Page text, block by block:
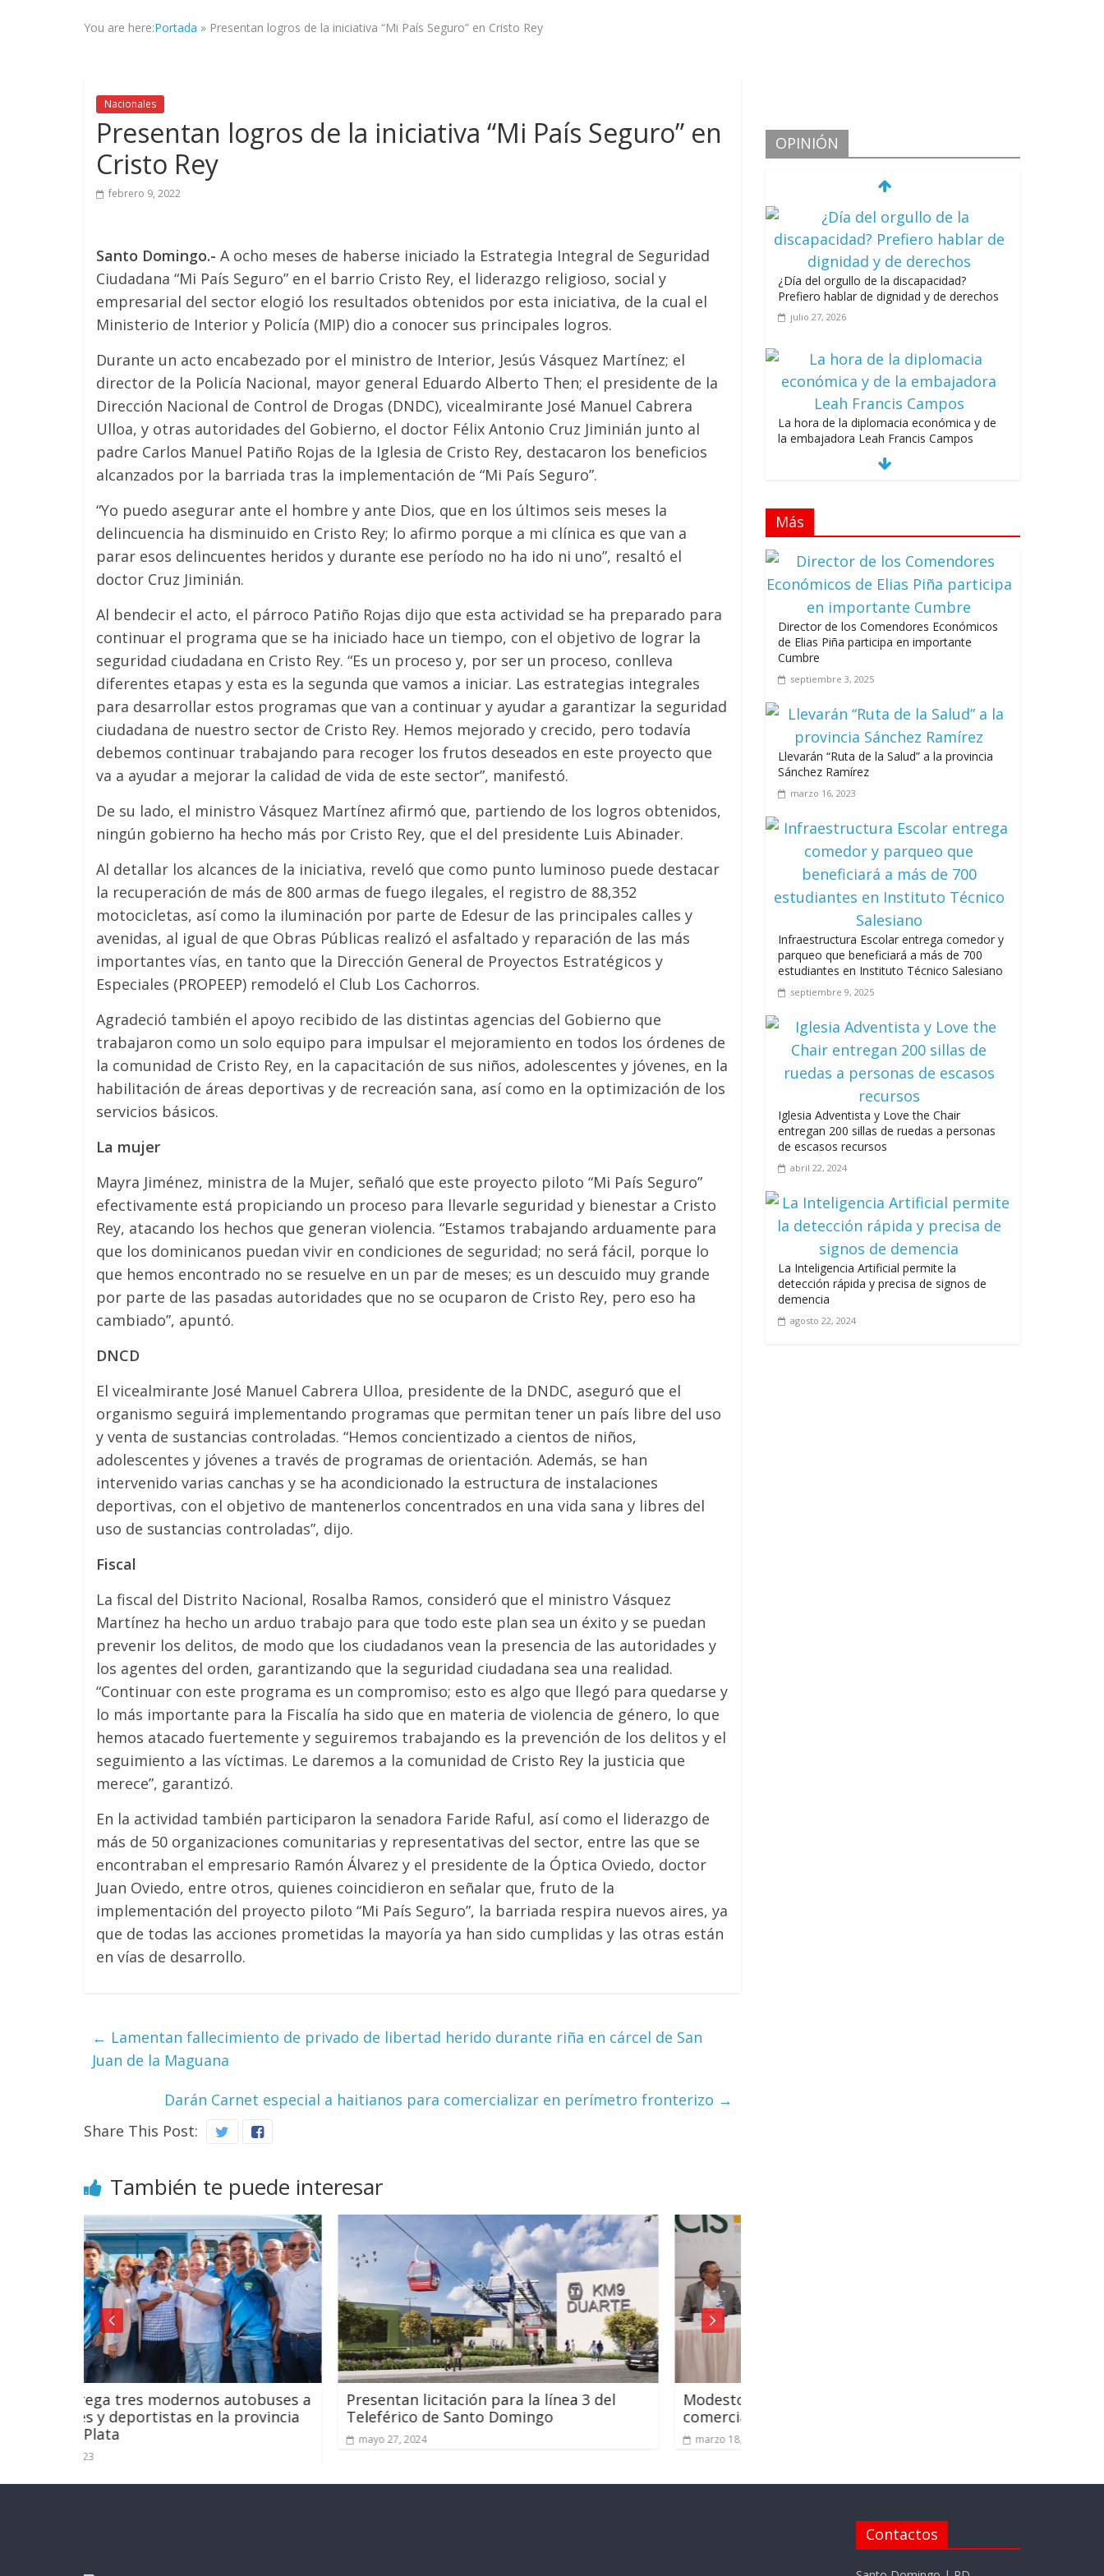
veracidad
con
propósito
mantener
tod@s
nuestr@s
lectores.
You are here:Portada » Presentan logros de la iniciativa “Mi País Seguro” en Cristo Rey
Nacionales
Presentan logros de la iniciativa “Mi País Seguro” en
Cristo Rey
febrero 9, 2022
Santo Domingo.- A ocho meses de haberse iniciado la Estrategia Integral de Seguridad
Ciudadana “Mi País Seguro” en el barrio Cristo Rey, el liderazgo religioso, social y
empresarial del sector elogió los resultados obtenidos por esta iniciativa, de la cual el
Ministerio de Interior y Policía (MIP) dio a conocer sus principales logros.
Durante un acto encabezado por el ministro de Interior, Jesús Vásquez Martínez; el
director de la Policía Nacional, mayor general Eduardo Alberto Then; el presidente de la
Dirección Nacional de Control de Drogas (DNDC), vicealmirante José Manuel Cabrera
Ulloa, y otras autoridades del Gobierno, el doctor Félix Antonio Cruz Jiminián junto al
padre Carlos Manuel Patiño Rojas de la Iglesia de Cristo Rey, destacaron los beneficios
alcanzados por la barriada tras la implementación de “Mi País Seguro”.
“Yo puedo asegurar ante el hombre y ante Dios, que en los últimos seis meses la
delincuencia ha disminuido en Cristo Rey; lo afirmo porque a mi clínica es que van a
parar esos delincuentes heridos y durante ese período no ha ido ni uno”, resaltó el
doctor Cruz Jiminián.
Al bendecir el acto, el párroco Patiño Rojas dijo que esta actividad se ha preparado para
continuar el programa que se ha iniciado hace un tiempo, con el objetivo de lograr la
seguridad ciudadana en Cristo Rey. “Es un proceso y, por ser un proceso, conlleva
diferentes etapas y esta es la segunda que vamos a iniciar. Las estrategias integrales
para desarrollar estos programas que van a continuar y ayudar a garantizar la seguridad
ciudadana de nuestro sector de Cristo Rey. Hemos mejorado y crecido, pero todavía
debemos continuar trabajando para recoger los frutos deseados en este proyecto que
va a ayudar a mejorar la calidad de vida de este sector”, manifestó.
De su lado, el ministro Vásquez Martínez afirmó que, partiendo de los logros obtenidos,
ningún gobierno ha hecho más por Cristo Rey, que el del presidente Luis Abinader.
Al detallar los alcances de la iniciativa, reveló que como punto luminoso puede destacar
la recuperación de más de 800 armas de fuego ilegales, el registro de 88,352
motocicletas, así como la iluminación por parte de Edesur de las principales calles y
avenidas, al igual de que Obras Públicas realizó el asfaltado y reparación de las más
importantes vías, en tanto que la Dirección General de Proyectos Estratégicos y
Especiales (PROPEEP) remodeló el Club Los Cachorros.
Agradeció también el apoyo recibido de las distintas agencias del Gobierno que
trabajaron como un solo equipo para impulsar el mejoramiento en todos los órdenes de
la comunidad de Cristo Rey, en la capacitación de sus niños, adolescentes y jóvenes, en la
habilitación de áreas deportivas y de recreación sana, así como en la optimización de los
servicios básicos.
La mujer
Mayra Jiménez, ministra de la Mujer, señaló que este proyecto piloto “Mi País Seguro”
efectivamente está propiciando un proceso para llevarle seguridad y bienestar a Cristo
Rey, atacando los hechos que generan violencia. “Estamos trabajando arduamente para
que los dominicanos puedan vivir en condiciones de seguridad; no será fácil, porque lo
que hemos encontrado no se resuelve en un par de meses; es un descuido muy grande
por parte de las pasadas autoridades que no se ocuparon de Cristo Rey, pero eso ha
cambiado”, apuntó.
DNCD
El vicealmirante José Manuel Cabrera Ulloa, presidente de la DNDC, aseguró que el
organismo seguirá implementando programas que permitan tener un país libre del uso
y venta de sustancias controladas. “Hemos concientizado a cientos de niños,
adolescentes y jóvenes a través de programas de orientación. Además, se han
intervenido varias canchas y se ha acondicionado la estructura de instalaciones
deportivas, con el objetivo de mantenerlos concentrados en una vida sana y libres del
uso de sustancias controladas”, dijo.
Fiscal
La fiscal del Distrito Nacional, Rosalba Ramos, consideró que el ministro Vásquez
Martínez ha hecho un arduo trabajo para que todo este plan sea un éxito y se puedan
prevenir los delitos, de modo que los ciudadanos vean la presencia de las autoridades y
los agentes del orden, garantizando que la seguridad ciudadana sea una realidad.
“Continuar con este programa es un compromiso; esto es algo que llegó para quedarse y
lo más importante para la Fiscalía ha sido que en materia de violencia de género, lo que
hemos atacado fuertemente y seguiremos trabajando es la prevención de los delitos y el
seguimiento a las víctimas. Le daremos a la comunidad de Cristo Rey la justicia que
merece”, garantizó.
En la actividad también participaron la senadora Faride Raful, así como el liderazgo de
más de 50 organizaciones comunitarias y representativas del sector, entre las que se
encontraban el empresario Ramón Álvarez y el presidente de la Óptica Oviedo, doctor
Juan Oviedo, entre otros, quienes coincidieron en señalar que, fruto de la
implementación del proyecto piloto “Mi País Seguro”, la barriada respira nuevos aires, ya
que de todas las acciones prometidas la mayoría ya han sido cumplidas y las otras están
en vías de desarrollo.
← Lamentan fallecimiento de privado de libertad herido durante riña en cárcel de San
Juan de la Maguana
Darán Carnet especial a haitianos para comercializar en perímetro fronterizo →
Share This Post:
También te puede interesar
autobuses a
la provincia
Presentan licitación para la línea 3 del
Teleférico de Santo Domingo
Modesto Guzmán se reúne con
comerciantes e industriales de Santiago
OPINIÓN
¿Día del orgullo de la discapacidad?
Prefiero hablar de dignidad y de derechos
julio 27, 2026
La hora de la diplomacia económica y de
la embajadora Leah Francis Campos
patidarios
julio 12, 2026
Llevar los Juegos XXV Juegos
y parques del país
junio 15, 2026
A 67 años de la gesta de Constanza,
Maimón y Estero Hondo
junio 14, 2026
Leonel Fernández y la última oportunidad
de los políticos de carrera
agosto 3, 2026
Más
Director de los Comendores Económicos
de Elias Piña participa en importante
Cumbre
septiembre 3, 2025
Llevarán “Ruta de la Salud” a la provincia
Sánchez Ramírez
marzo 16, 2023
Infraestructura Escolar entrega comedor y
parqueo que beneficiará a más de 700
estudiantes en Instituto Técnico Salesiano
septiembre 9, 2025
Iglesia Adventista y Love the Chair
entregan 200 sillas de ruedas a personas
de escasos recursos
abril 22, 2024
La Inteligencia Artificial permite la
detección rápida y precisa de signos de
demencia
agosto 22, 2024
Contactos